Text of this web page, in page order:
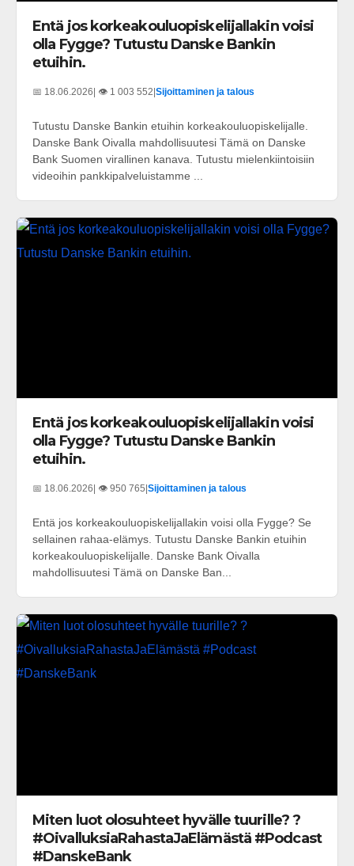
Entä jos korkeakouluopiskelijallakin voisi
olla Fygge? Tutustu Danske Bankin
etuihin.
📅 18.06.2026| 👁️ 1 003 552|Sijoittaminen ja talous
Tutustu Danske Bankin etuihin korkeakouluopiskelijalle.
Danske Bank Oivalla mahdollisuutesi Tämä on Danske
Bank Suomen virallinen kanava. Tutustu mielenkiintoisiin
videoihin pankkipalveluistamme ...
Entä jos korkeakouluopiskelijallakin voisi
olla Fygge? Tutustu Danske Bankin
etuihin.
📅 18.06.2026 | 👁️ 950 765 Sijoittaminen ja talous
Entä jos korkeakouluopiskelijallakin voisi olla Fygge? Se
sellainen rahaa-elämys. Tutustu Danske Bankin etuihin
korkeakouluopiskelijalle. Danske Bank Oivalla
mahdollisuutesi Tämä on Danske Ban...
Miten luot olosuhteet hyvälle tuurille? ?
#OivalluksiaRahastaJaElämästä #Podcast
#DanskeBank